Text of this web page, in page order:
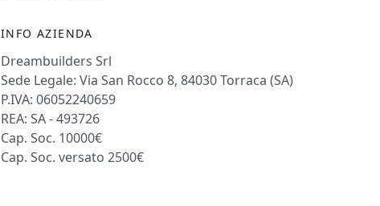
INFO AZIENDA
Dreambuilders Srl
Sede Legale: Via San Rocco 8, 84030 Torraca (SA)
P.IVA: 06052240659
REA: SA - 493726
Cap. Soc. 10000€
Cap. Soc. versato 2500€